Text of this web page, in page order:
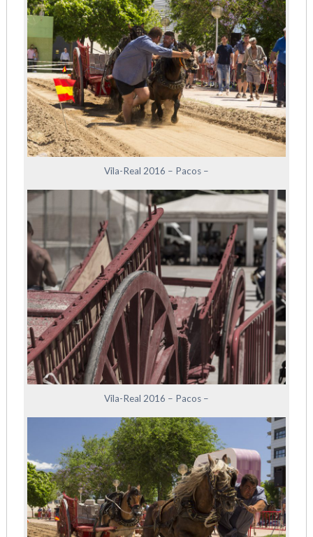
Vila-Real 2016 – Pacos –
Vila-Real 2016 – Pacos –